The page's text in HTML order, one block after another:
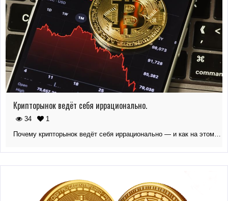
Крипторынок ведёт себя иррационально.
34
1
Почему крипторынок ведёт себя иррационально — и как на этом…